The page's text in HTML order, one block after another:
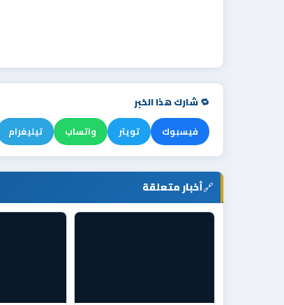
🔁 شارك هذا الخبر
فيسبوك تويتر واتساب تيليغرام
🔗أخبار متعلقة